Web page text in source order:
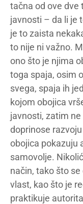
tačna od ove dve
javnosti – da li je
je to zaista
to nije ni važno.
ono što je njima
toga spaja, osim
svega, spaja ih
kojom obojica
javnosti, zatim
doprinose
obojica pokazuju
samovolje.
način, tako što
vlast, kao što je
praktikuje